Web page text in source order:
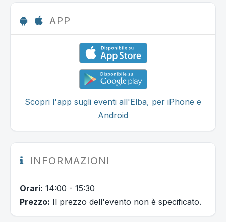
APP
Scopri l'app sugli eventi all'Elba, per iPhone e
Android
INFORMAZIONI
Orari: 14:00 - 15:30
Prezzo: Il prezzo dell'evento non è specificato.